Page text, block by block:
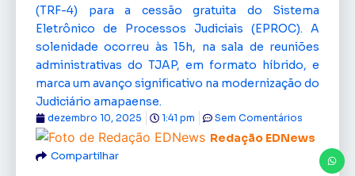
(TRF-4) para a cessão gratuita do Sistema
Eletrônico de Processos Judiciais (EPROC). A
solenidade ocorreu às 15h, na sala de reuniões
administrativas do TJAP, em formato híbrido, e
marca um avanço significativo na modernização do
Judiciário amapaense.
Redação EDNews
dezembro 10, 2025 1:41 pm Sem Comentários
Compartilhar